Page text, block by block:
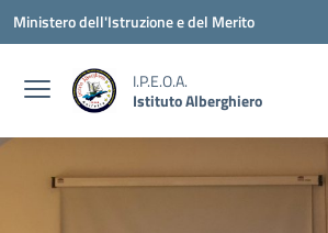
Vai ai contenuti
Vai al menu di navigazione
Vai al footer
Ministero dell'Istruzione e del Merito
I.P.E.O.A.
Istituto Alberghiero